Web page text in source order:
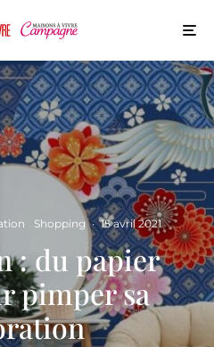
Shopping · 15 avril 2021
: du papier
pimper sa